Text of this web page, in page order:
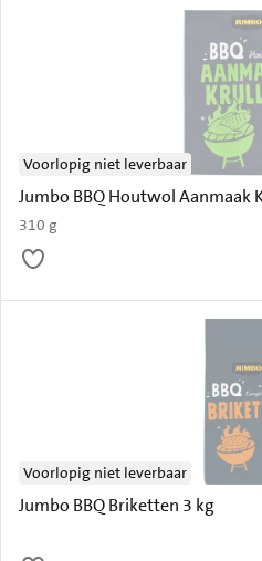
Jumbo BBQ Houtwol Aanmaak
310 g
Voorlopig niet leverbaar
Jumbo BBQ Briketten 3 kg
Voorlopig niet leverbaar